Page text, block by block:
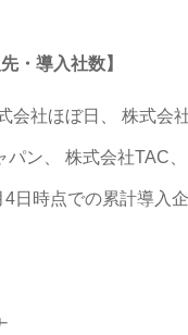
・導入社数】
会社ほぼ日、 株式会
パン、 株式会社TAC
日時点での累計導入